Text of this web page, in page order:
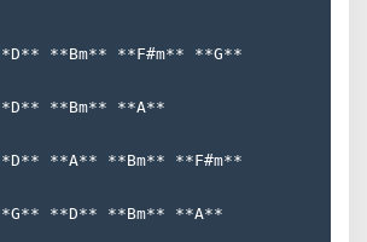
**Bm** **F#m** **G**
**Bm** **A**
**A** **Bm** **F#m**
**D** **Bm** **A**